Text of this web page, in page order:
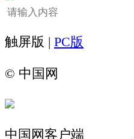
触屏版 | PC版
© 中国网
中国网客户端